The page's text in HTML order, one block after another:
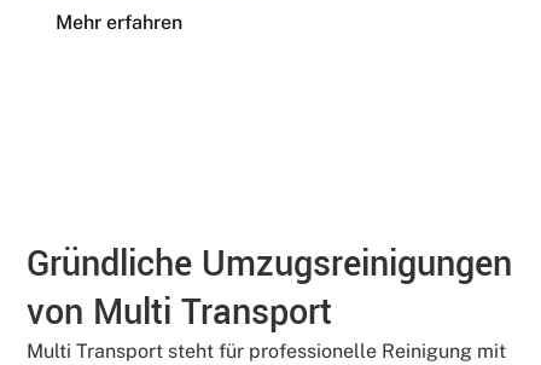
Mehr erfahren
Gründliche Umzugsreinigungen
von Multi Transport
Multi Transport steht für professionelle Reinigung mit